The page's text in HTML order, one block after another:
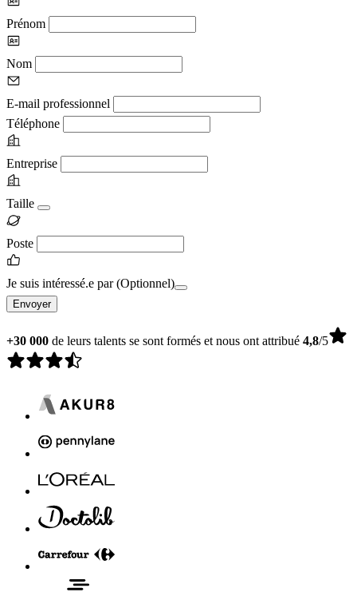
Prénom
Nom
E-mail professionnel
Téléphone
Entreprise
Taille
Poste
Je suis intéressé.e par(Optionnel)
Envoyer
+30 000 de leurs talents se sont formés et nous ont attribué 4,8/5